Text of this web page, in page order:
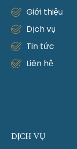
Giới thiệu
Dịch vụ
Tin tức
Liên hệ
DỊCH VỤ